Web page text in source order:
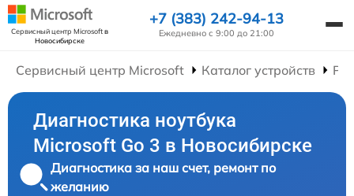
Сервисный центр Microsoftв
Новосибирске
+7 (383) 242-94-13
Ежедневно с 9:00 до 21:00
Сервисный центр Microsoft Каталог устройств
Диагностика ноутбука
Microsoft Go 3 в Новосибирске
Диагностика за наш счет, ремонт по
желанию